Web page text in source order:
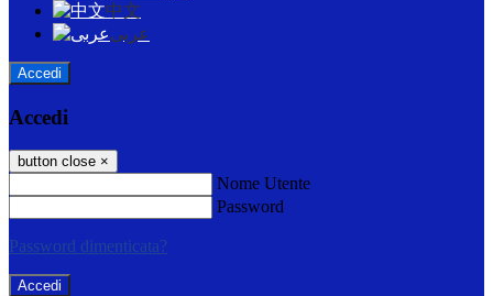
中文
عربى
Accedi
Accedi
button close ×
Nome Utente
Password
Password dimenticata?